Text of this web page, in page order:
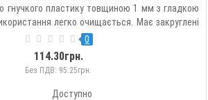
гнучкого пластику товщиною 1 мм з гладкою
легко очищається. Має закруглені
чистоту на столі і створює зручність при
0
114.30грн.
Без ПДВ: 95.25грн.
Доступно